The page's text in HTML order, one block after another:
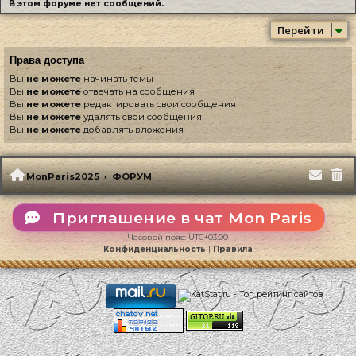
В этом форуме нет сообщений.
Перейти
Права доступа
Выне можете начинать темы
Вы не можетеотвечать на сообщения
Вы не можетередактировать свои сообщения
Вы не можете удалять свои сообщения
Вы не можетедобавлять вложения
MonParis2025 ФОРУМ
Приглашение в чат Mon Paris
Часовой пояс:UTC+03:00
Конфиденциальность|Правила